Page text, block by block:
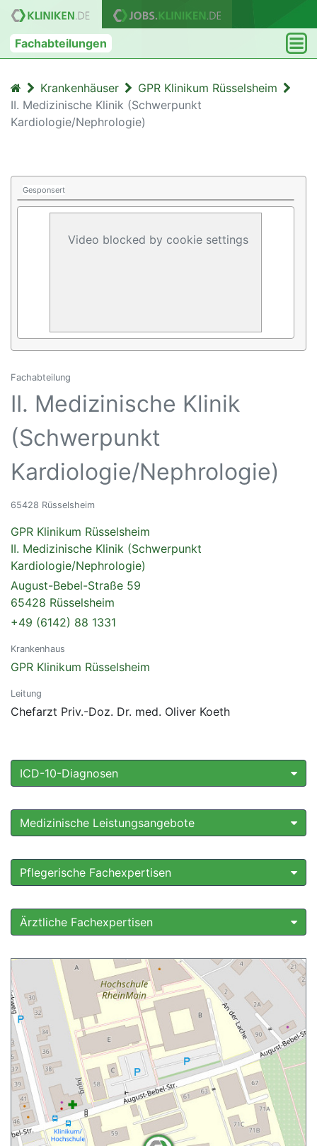
Fachabteilungen
Krankenhäuser
GPR Klinikum Rüsselsheim
II. Medizinische Klinik (Schwerpunkt
Kardiologie/Nephrologie)
Gesponsert
Video blocked by cookie settings
Fachabteilung
II. Medizinische Klinik
(Schwerpunkt
Kardiologie/Nephrologie)
65428 Rüsselsheim
GPR Klinikum Rüsselsheim
II. Medizinische Klinik (Schwerpunkt
Kardiologie/Nephrologie)
August-Bebel-Straße 59
65428 Rüsselsheim
+49 (6142) 88 1331
Krankenhaus
GPR Klinikum Rüsselsheim
Leitung
Chefarzt Priv.-Doz. Dr. med. Oliver Koeth
ICD-10-Diagnosen
Medizinische Leistungsangebote
Pflegerische Fachexpertisen
Ärztliche Fachexpertisen